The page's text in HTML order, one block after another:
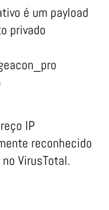
é um payload
privado
IP
reconhecido
VirusTotal.